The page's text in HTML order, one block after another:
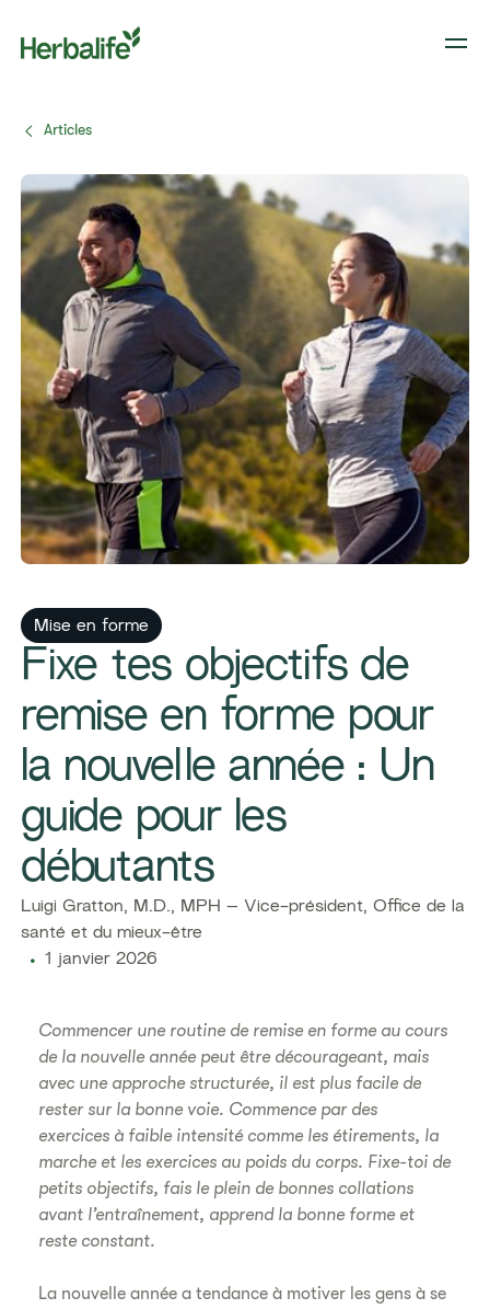
Articles
Mise en forme
Fixe tes objectifs de
remise en forme pour
la nouvelle année : Un
guide pour les
débutants
Luigi Gratton, M.D., MPH – Vice-président, Office de la
santé et du mieux-être
1 janvier 2026
Commencer une routine de remise en forme au cours
de la nouvelle année peut être décourageant, mais
avec une approche structurée, il est plus facile de
rester sur la bonne voie. Commence par des
exercices à faible intensité comme les étirements, la
marche et les exercices au poids du corps. Fixe-toi de
petits objectifs, fais le plein de bonnes collations
avant l’entraînement, apprend la bonne forme et
reste constant.
La nouvelle année a tendance à motiver les gens à se